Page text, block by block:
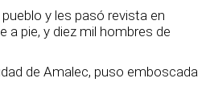
y les pasó revista en
a pie, y diez mil hombres de
de Amalec, puso emboscada